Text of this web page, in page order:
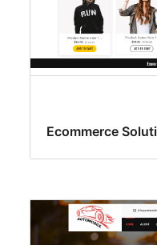
Ecommerce